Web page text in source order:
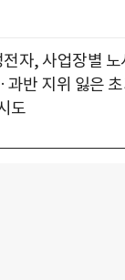
전자, 사업장별
반 지위 잃은
도